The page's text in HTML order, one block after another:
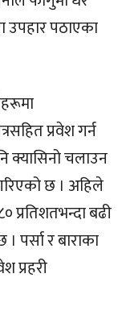
उपहार पठाएका
प्रवेश गर्न
क्यासिनो चलाउन
छ । अहिले
प्रतिशतभन्दा बढी
पर्सा र बाराका
प्रहरी